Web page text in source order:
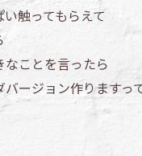
触ってもらえて
ことを言ったら
ージョン作りますっ